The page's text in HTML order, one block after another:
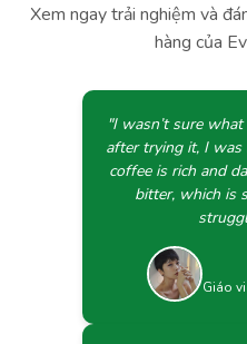
Xem ngay trải nghiệm và
hàng của
"I wasn’t sure
after trying it, I was
coffee is rich and
bitter, which is
Giáo